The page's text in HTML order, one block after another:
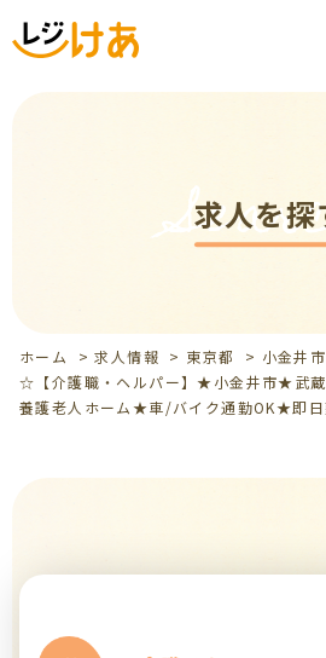
求人を探
ホーム >求人情報 > 東京都 > 小金井市
☆【介護職・ヘルパー】★小金井市★武
養護老人ホーム★車/バイク通勤OK★即日